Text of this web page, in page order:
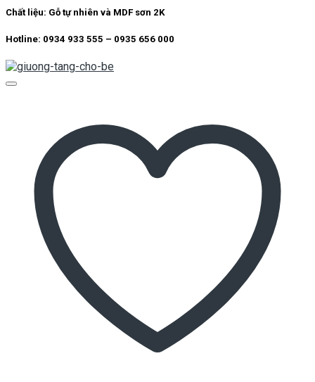
Chất liệu: Gỗ tự nhiên và MDF sơn 2K
Hotline: 0934 933 555 – 0935 656 000